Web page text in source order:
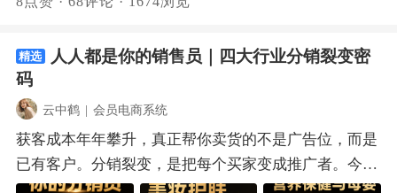
下新增子区域并设置提成。代理商后台新增“邀请店铺
入驻”按钮，可生成专属二维码。商户扫码入驻时，代
理商信息自动回填绑定，极大降低招商操作门槛，提升
拓店效率。 五、功能优化 1. 管理端视频列表加载速度
优化，解决加载过慢问题。2. 平台、商户、店铺、代理
商后台登录界面独立3. 移动端根据用户位置自动进入商
务的内部管理专家。多商户系统（PHP）v4.1✅ 年/次卡
商品：新增年/次卡商品类型，可灵活设置时效卡、次
数卡商品，支持分次核销、余量透明，适配服务行业锁
品分类和类型，从源头规整商圈业态，助力规范化运
营。 想让产品说话？扫码添加官方客服，进行 CRMEB
和复购率，决定了企业能否长期生存。CRMEB Pro的直
以余额、积分、会员时长等奖品吸引用户停留互动；优
惠券支持"领取后限时有效"，制造紧迫感促进快速下
单。未来比的是：谁能以更低成本稳定交付客户价值。
【风向四 · 连锁靠模型｜先跑通单店，再扩张】新店开
得快，却没有跑通单店盈利、产品标准和供应链，规模
只会放大问题。正确路径是先验证单店，再沉淀标准，
让不同商户的配送更稳更可控。二是经营能力：商户把
益把人留下来，才是本地生活生意在商圈里扎住根的关
键。CRMEB多商户系统（PHP）v4.2，要补上的正是这
两种能力。平台配送将建立起统一配送调度体系，让即
时零售履约更有保障；店铺会员帮商家搭建自己的会员
体系，通过会员价、储值、优惠券等工具，把进店的散
客变成能反复触达的私域资产。除了增加这两大能力
精选
人人都是你的销售员｜四大行业分销裂变密
码
云中鹤 | 会员电商系统
获客成本年年攀升，真正帮你卖货的不是广告位，而是
已有客户。分销裂变，是把每个买家变成推广者。今天
聚焦四大行业，看CRMEB Pro如何提供完整技术支撑。